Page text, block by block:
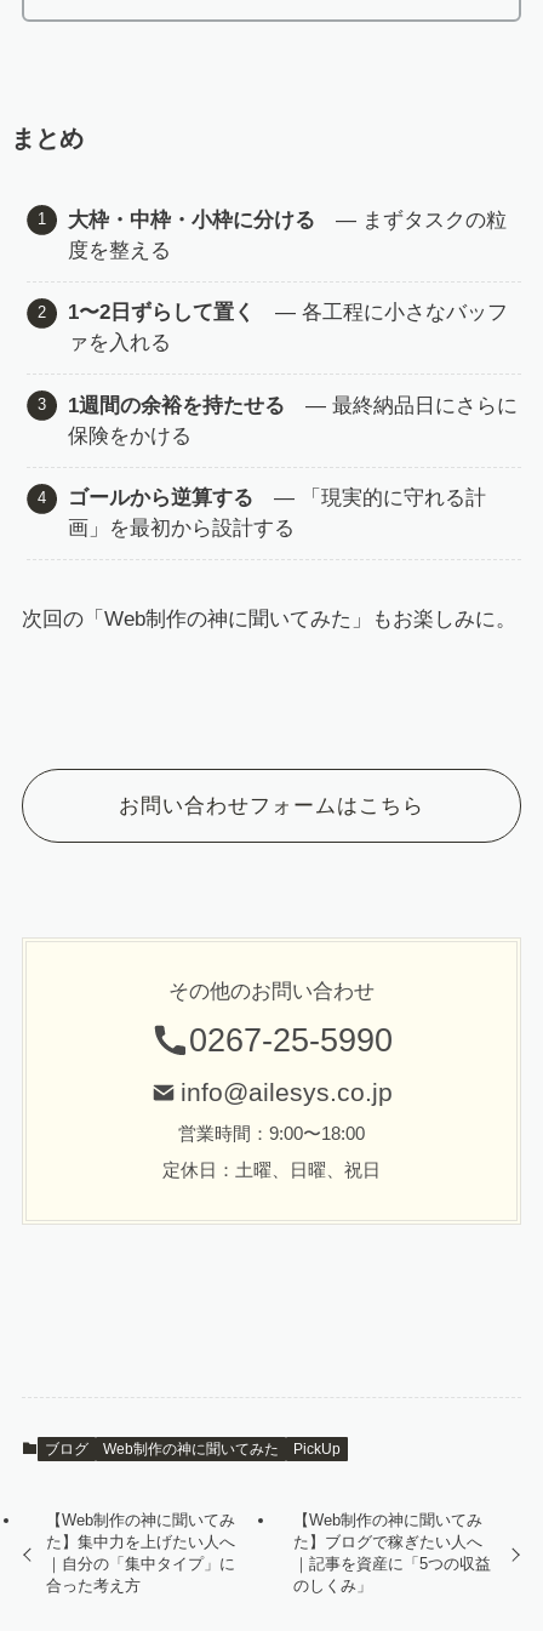
まとめ
大枠・中枠・小枠に分ける ― まずタスクの粒
度を整える
1〜2日ずらして置く
― 各工程に小さなバッフ
ァを入れる
1週間の余裕を持たせる ― 最終納品日にさらに
保険をかける
ゴールから逆算する ― 「現実的に守れる計
画」を最初から設計する
次回の「Web制作の神に聞いてみた」もお楽しみに。
お問い合わせフォームはこちら
その他のお問い合わせ
0267-25-5990
info@ailesys.co.jp
営業時間：9:00〜18:00
定休日：土曜、日曜、祝日
ブログ Web制作の神に聞いてみた PickUp
【Web制作の神に聞いてみ
た】集中力を上げたい人へ
｜自分の「集中タイプ」に
合った考え方
【Web制作の神に聞いてみ
た】ブログで稼ぎたい人へ
｜記事を資産に「5つの収益
のしくみ」